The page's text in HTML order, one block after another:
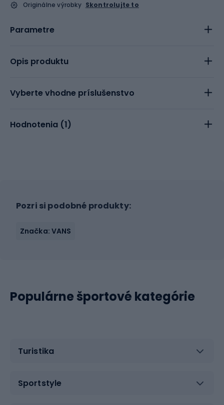
Originálne výrobky Skontrolujte to
Parametre
Opis produktu
Vyberte vhodne príslušenstvo
Hodnotenia (1)
Pozri si podobné produkty:
Značka: VANS
Populárne športové kategórie
Turistika
Sportstyle